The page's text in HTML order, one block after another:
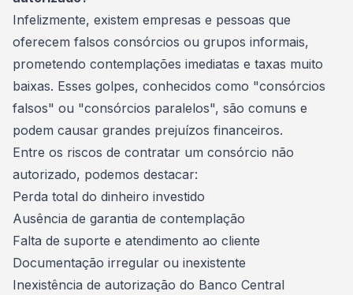
Infelizmente, existem empresas e pessoas que
oferecem falsos consórcios ou grupos informais,
prometendo contemplações imediatas e taxas muito
baixas. Esses golpes, conhecidos como "consórcios
falsos" ou "consórcios paralelos", são comuns e
podem causar grandes prejuízos financeiros.
Entre os riscos de contratar um consórcio não
autorizado, podemos destacar:
Perda total do dinheiro investido
Ausência de garantia de contemplação
Falta de suporte e atendimento ao cliente
Documentação irregular ou inexistente
Inexistência de autorização do Banco Central